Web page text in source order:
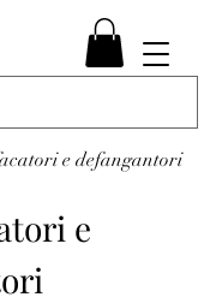
e defangantori
e